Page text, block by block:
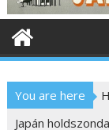
n
e
You are here
Japán